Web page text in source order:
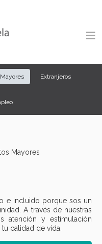
Extranjeros
Mayores
e incluido porque sos un
A través de nuestras
atención y estimulación
calidad de vida.